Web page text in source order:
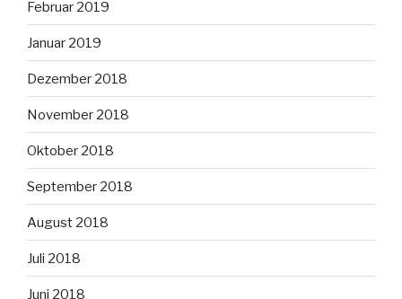
Februar 2019
Januar 2019
Dezember 2018
November 2018
Oktober 2018
September 2018
August 2018
Juli 2018
Juni 2018